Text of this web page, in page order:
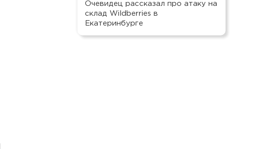
Очевидец рассказал про атаку на
склад Wildberries в
Екатеринбурге